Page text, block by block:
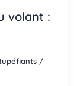
volant :
/